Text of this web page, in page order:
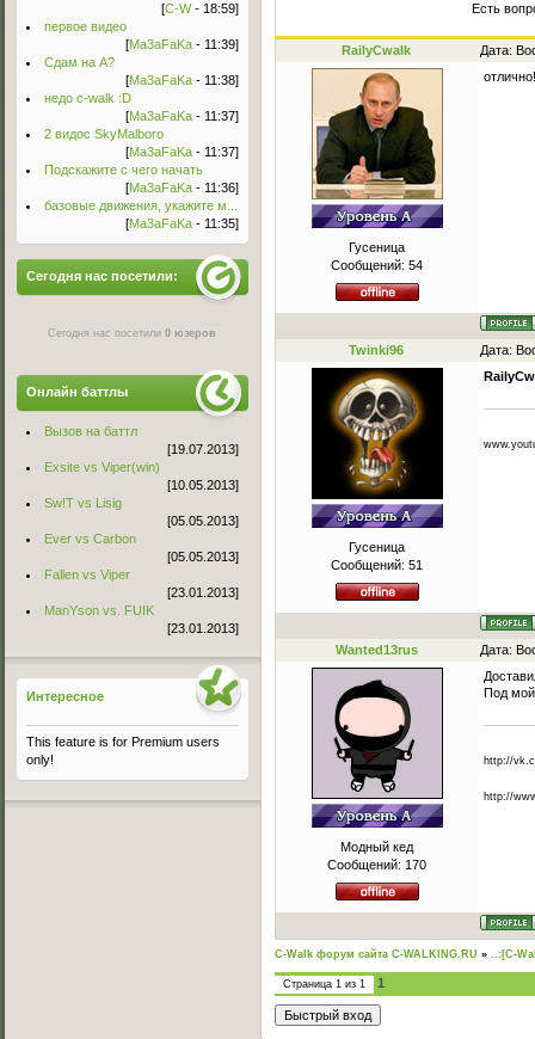
Есть
RailyCwalk Дата:
Гусеница
Сообщений: 54
Twinki96 Дата:
Гусеница
Сообщений: 51
Wanted13rus Дата:
Модный кед
Сообщений: 170
Под
http://
http://
C-Walk форум сайта C-WALKING.RU » ..:[C-
Страница 1 из 1 1
[C-W- 18:59]
первое видео
[Ma3aFaKa - 11:39]
Сдам на А?
[Ma3aFaKa - 11:38]
недо c-walk :D
[Ma3aFaKa - 11:37]
2 видос SkyMalboro
[Ma3aFaKa - 11:37]
Подскажите с чего начать
[Ma3aFaKa - 11:36]
базовые движения, укажите м...
[Ma3aFaKa - 11:35]
Сегодня нас посетили:
Сегодня нас посетили0 юзеров
Онлайн баттлы
Вызов на баттл
[19.07.2013]
Exsite vs Viper(win)
[10.05.2013]
Sw!T vs Lisig
[05.05.2013]
Ever vs Carbon
[05.05.2013]
Fallen vs Viper
[23.01.2013]
ManYson vs. FUIK
[23.01.2013]
Интересное
This feature is for Premium users
only!